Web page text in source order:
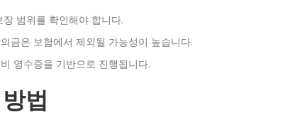
범위를 확인해야 합니다.
금은 보험에서 제외될 가능성이 높습니다.
영수증을 기반으로 진행됩니다.
법